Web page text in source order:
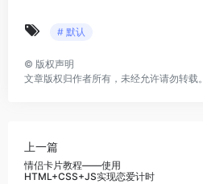
# 默认
© 版权声明
文章版权归作者所有，未经允许请勿转载。
上一篇
情侣卡片教程——使用
HTML+CSS+JS实现恋爱计时